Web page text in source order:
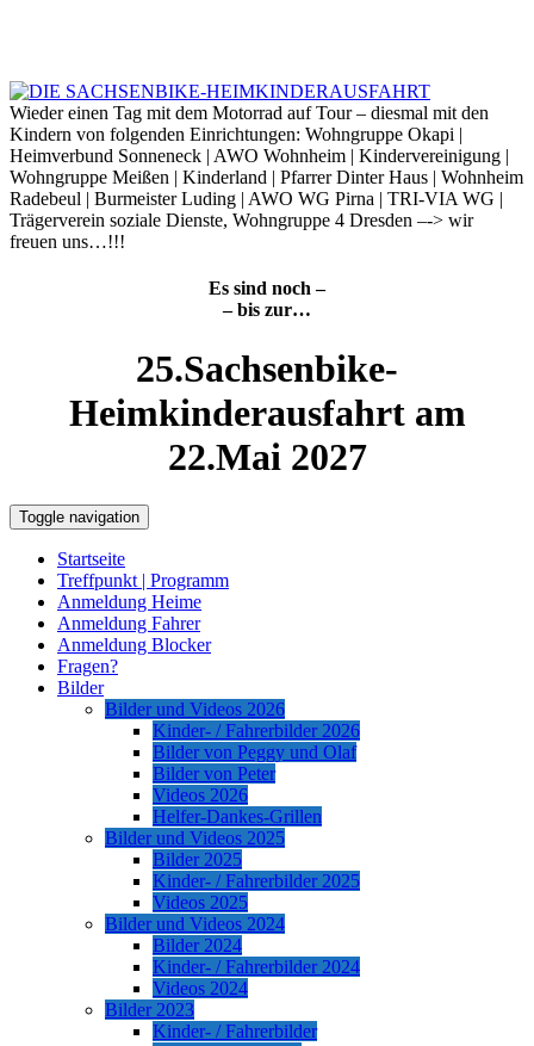
Wieder einen Tag mit dem Motorrad auf Tour – diesmal mit den
Kindern von folgenden Einrichtungen: Wohngruppe Okapi |
Heimverbund Sonneneck | AWO Wohnheim | Kindervereinigung |
Wohngruppe Meißen | Kinderland | Pfarrer Dinter Haus | Wohnheim
Radebeul | Burmeister Luding | AWO WG Pirna | TRI-VIA WG |
Trägerverein soziale Dienste, Wohngruppe 4 Dresden –-> wir
freuen uns…!!!
Es sind noch –
– bis zur…
25.Sachsenbike-
Heimkinderausfahrt am
22.Mai 2027
Toggle navigation
Startseite
Treffpunkt | Programm
Anmeldung Heime
Anmeldung Fahrer
Anmeldung Blocker
Fragen?
Bilder
Bilder und Videos 2026
Kinder- / Fahrerbilder 2026
Bilder von Peggy und Olaf
Bilder von Peter
Videos 2026
Helfer-Dankes-Grillen
Bilder und Videos 2025
Bilder 2025
Kinder- / Fahrerbilder 2025
Videos 2025
Bilder und Videos 2024
Bilder 2024
Kinder- / Fahrerbilder 2024
Videos 2024
Bilder 2023
Kinder- / Fahrerbilder